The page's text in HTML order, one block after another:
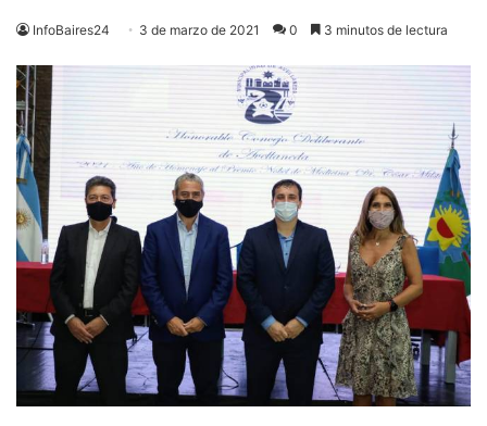
InfoBaires24 3 de marzo de 2021 0 3 minutos de lectura